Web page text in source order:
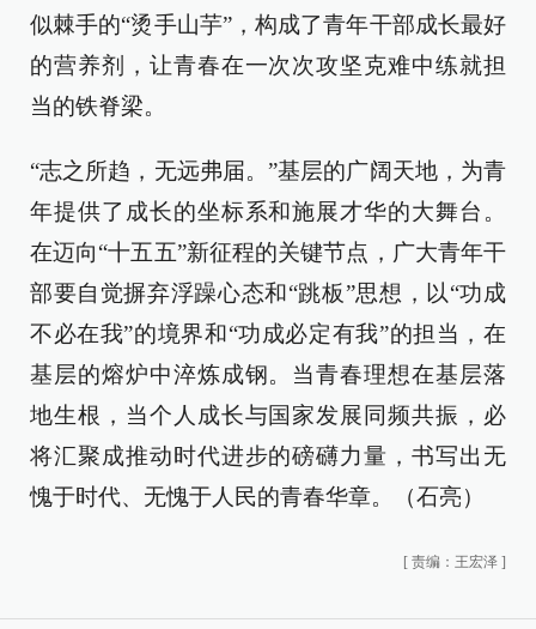
似棘手的“烫手山芋”，构成了青年干部成长最好
的营养剂，让青春在一次次攻坚克难中练就担
当的铁脊梁。
“志之所趋，无远弗届。”基层的广阔天地，为青
年提供了成长的坐标系和施展才华的大舞台。
在迈向“十五五”新征程的关键节点，广大青年干
部要自觉摒弃浮躁心态和“跳板”思想，以“功成
不必在我”的境界和“功成必定有我”的担当，在
基层的熔炉中淬炼成钢。当青春理想在基层落
地生根，当个人成长与国家发展同频共振，必
将汇聚成推动时代进步的磅礴力量，书写出无
愧于时代、无愧于人民的青春华章。（石亮）
[ 责编：王宏泽 ]